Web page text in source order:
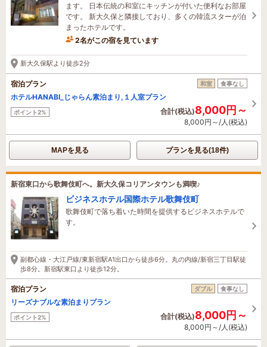
ます。 日本伝統の和室にキッチンが付いた便利なお部屋
です。 新大久保と隣接しており、多くの韓流スターが泊
まったホテルです。
2名がこの宿を見ています
新大久保駅より徒歩2分
宿泊プラン 和室 食事なし
ホテルHANABI_じゃらん素泊まり,１人室プラン
ポイント2% 合計(税込)8,000円～
8,000円～/人(税込)
MAPを見る プランを見る(18件)
新宿東口から歌舞伎町へ。新大久保コリアンタウンも満喫♪
ビジネスホテル国際ホテル歌舞伎町
歌舞伎町で落ち着いた時間を提供するビジネスホテルで
す。
副都心線・大江戸線/東新宿駅A1出口から徒歩6分。丸の内線/新宿三丁目駅徒
歩8分。新宿駅東口より徒歩12分。
宿泊プラン ダブル 食事なし
リーズナブルな素泊まりプラン
ポイント2% 合計(税込)8,000円～
8,000円～/人(税込)